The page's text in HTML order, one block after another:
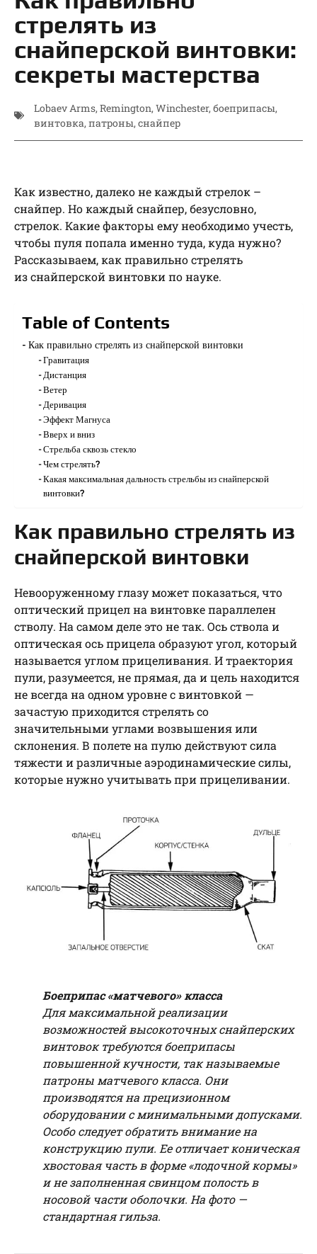
стрелять из
снайперской винтовки:
секреты мастерства
Lobaev Arms, Remington, Winchester, боеприпасы,
винтовка, патроны, снайпер
Как известно, далеко не каждый стрелок –
снайпер. Но каждый снайпер, безусловно,
стрелок. Какие факторы ему необходимо учесть,
чтобы пуля попала именно туда, куда нужно?
Рассказываем, как правильно стрелять
из снайперской винтовки по науке.
Table of Contents
Как правильно стрелять из снайперской винтовки
Гравитация
Дистанция
Ветер
Деривация
Эффект Магнуса
Вверх и вниз
Стрельба сквозь стекло
Чем стрелять?
Какая максимальная дальность стрельбы из снайперской
винтовки?
Как правильно стрелять из
снайперской винтовки
Невооруженному глазу может показаться, что
оптический прицел на винтовке параллелен
стволу. На самом деле это не так. Ось ствола и
оптическая ось прицела образуют угол, который
называется углом прицеливания. И траектория
пули, разумеется, не прямая, да и цель находится
не всегда на одном уровне с винтовкой —
зачастую приходится стрелять со
значительными углами возвышения или
склонения. В полете на пулю действуют сила
тяжести и различные аэродинамические силы,
которые нужно учитывать при прицеливании.
Боеприпас «матчевого» класса
Для максимальной реализации
возможностей высокоточных снайперских
винтовок требуются боеприпасы
повышенной кучности, так называемые
патроны матчевого класса. Они
производятся на прецизионном
оборудовании с минимальными допусками.
Особо следует обратить внимание на
конструкцию пули. Ее отличает коническая
хвостовая часть в форме «лодочной кормы»
и не заполненная свинцом полость в
носовой части оболочки. На фото —
стандартная гильза.